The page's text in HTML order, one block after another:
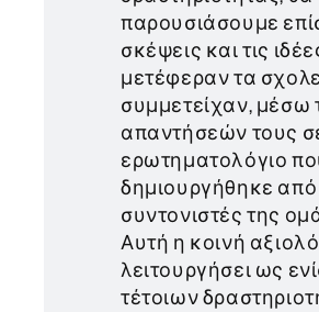
παρουσιάσουμε
σκέψεις και τις
μετέφεραν τα
συμμετείχαν, μέσω
απαντήσεών τους
ερωτηματολόγιο
δημιουργήθηκε από
συντονιστές της
Αυτή η κοινή
λειτουργήσει ως
τέτοιων